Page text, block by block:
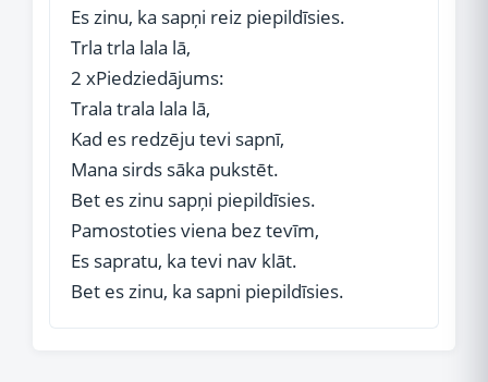
Es zinu, ka sapņi reiz piepildīsies.
Trla trla lala lā,
2 xPiedziedājums:
Trala trala lala lā,
Kad es redzēju tevi sapnī,
Mana sirds sāka pukstēt.
Bet es zinu sapņi piepildīsies.
Pamostoties viena bez tevīm,
Es sapratu, ka tevi nav klāt.
Bet es zinu, ka sapni piepildīsies.